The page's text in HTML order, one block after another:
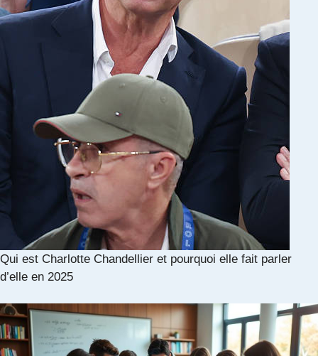
Qui est Charlotte Chandellier et pourquoi elle fait parler
d’elle en 2025